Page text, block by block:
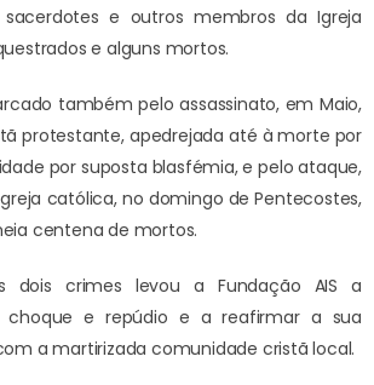
e outros membros da Igreja
e alguns mortos.
também pelo assassinato, em Maio,
protestante, apedrejada até à morte por
por suposta blasfémia, e pelo ataque,
católica, no domingo de Pentecostes,
centena de mortos.
dois crimes levou a Fundação AIS a
choque e repúdio e a reafirmar a sua
a martirizada comunidade cristã local.